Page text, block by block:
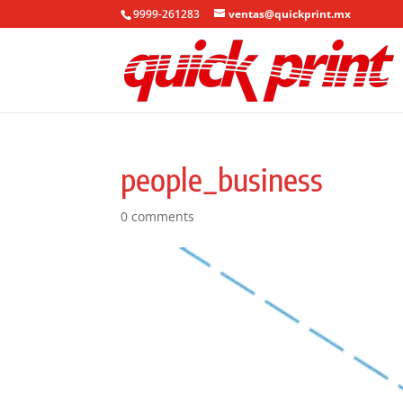
9999-261283 ventas@quickprint.mx
people_business
0 comments